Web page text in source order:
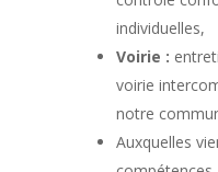
individuelles,
Voirie :
voirie
notre
Auxquelles